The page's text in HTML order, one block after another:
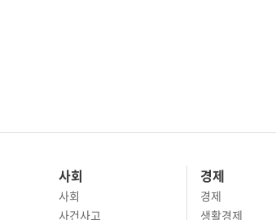
사회 경제